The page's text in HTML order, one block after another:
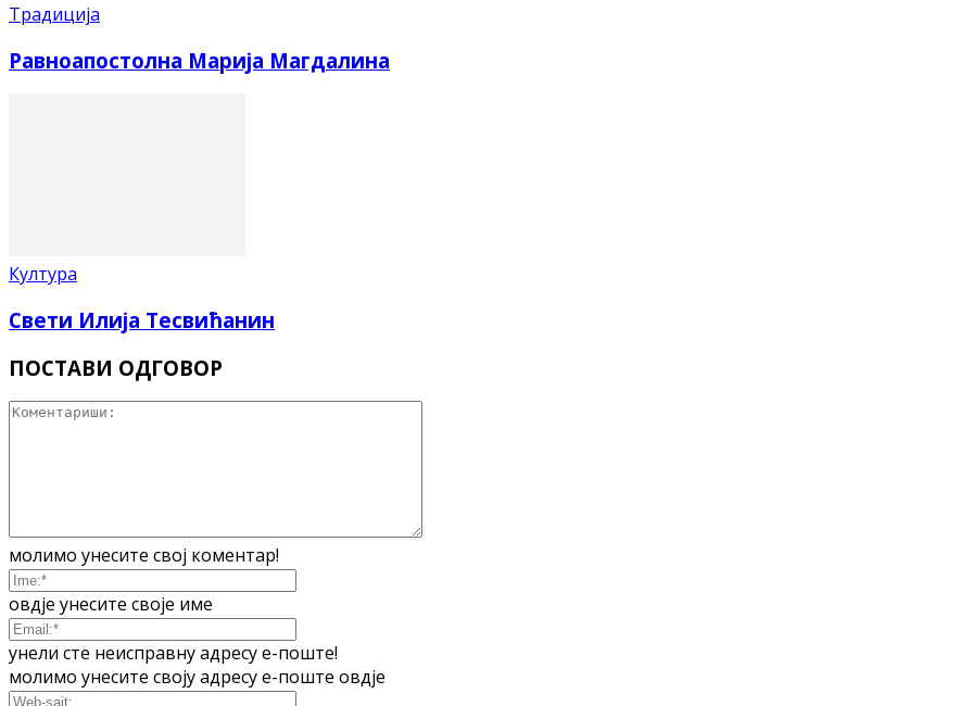
Традиција
Равноапостолна Марија Магдалина
Култура
Свети Илија Тесвићанин
ПОСТАВИ ОДГОВОР
молимо унесите свој коментар!
овдје унесите своје име
унели сте неисправну адресу е-поште!
молимо унесите своју адресу е-поште овдје